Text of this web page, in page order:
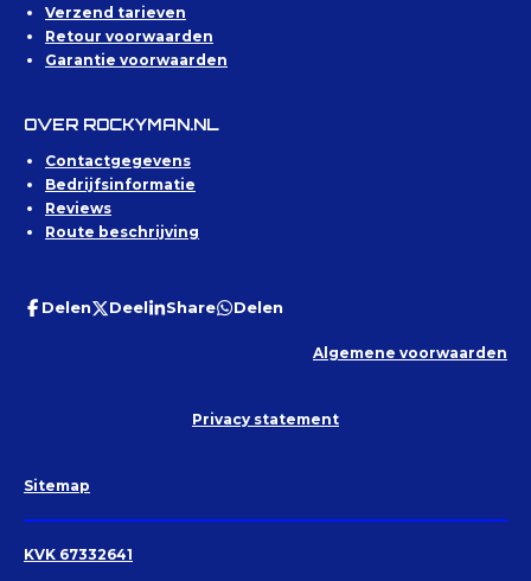
Verzend tarieven
Retour voorwaarden
Garantie voorwaarden
OVER ROCKYMAN.NL
Contactgegevens
Bedrijfsinformatie
Reviews
Route beschrijving
Delen Deel Share Delen
Algemene voorwaarden
Privacy statement
Sitemap
KVK 67332641